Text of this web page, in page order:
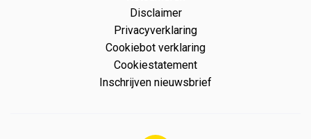
Disclaimer
Privacyverklaring
Cookiebot verklaring
Cookiestatement
Inschrijven nieuwsbrief